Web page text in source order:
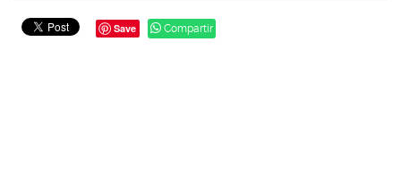
Save Compartir